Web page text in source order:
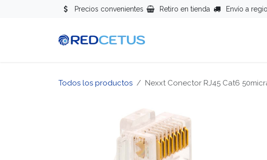
Precios convenientes Retiro en tienda Envío a
Todos los productos Nexxt Conector RJ45 Cat6